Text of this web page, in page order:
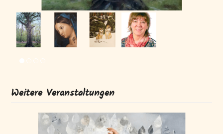
Weitere Veranstaltungen